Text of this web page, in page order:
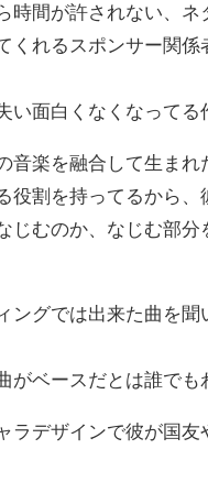
時間が許されない、ネ
くれるスポンサー関
い面白くなくなってる
音楽を融合して生まれ
役割を持ってるから、
じむのか、なじむ部
ングでは出来た曲を
がベースだとは誰でも
ラデザインで彼が国